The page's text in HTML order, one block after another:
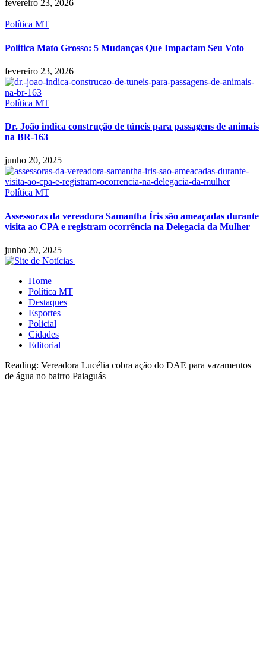
fevereiro 23, 2026
Política MT
Politica Mato Grosso: 5 Mudanças Que Impactam Seu Voto
fevereiro 23, 2026
Política MT
Dr. João indica construção de túneis para passagens de animais
na BR-163
junho 20, 2025
Política MT
Assessoras da vereadora Samantha Íris são ameaçadas durante
visita ao CPA e registram ocorrência na Delegacia da Mulher
junho 20, 2025
Home
Política MT
Destaques
Esportes
Policial
Cidades
Editorial
Reading: Vereadora Lucélia cobra ação do DAE para vazamentos
de água no bairro Paiaguás